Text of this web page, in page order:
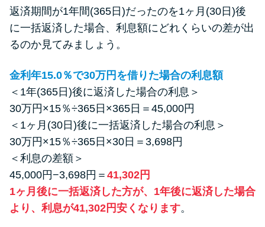
返済期間が1年間(365日)だったのを1ヶ月(30日)後
に一括返済した場合、利息額にどれくらいの差が出
るのか見てみましょう。
金利年15.0％で30万円を借りた場合の利息額
＜1年(365日)後に返済した場合の利息＞
30万円×15％÷365日×365日＝45,000円
＜1ヶ月(30日)後に一括返済した場合の利息＞
30万円×15％÷365日×30日＝3,698円
＜利息の差額＞
45,000円−3,698円＝ 41,302円
1ヶ月後に一括返済した方が、1年後に返済した場合
より、利息が41,302円安くなります。